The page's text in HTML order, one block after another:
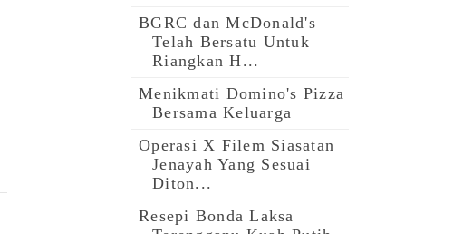
BGRC dan McDonald's
Telah Bersatu Untuk
Riangkan H...
Menikmati Domino's Pizza
Bersama Keluarga
Operasi X Filem Siasatan
Jenayah Yang Sesuai
Diton...
Resepi Bonda Laksa